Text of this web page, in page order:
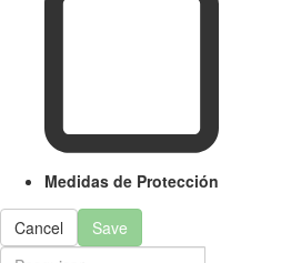
Medidas de Protección
Cancel Save